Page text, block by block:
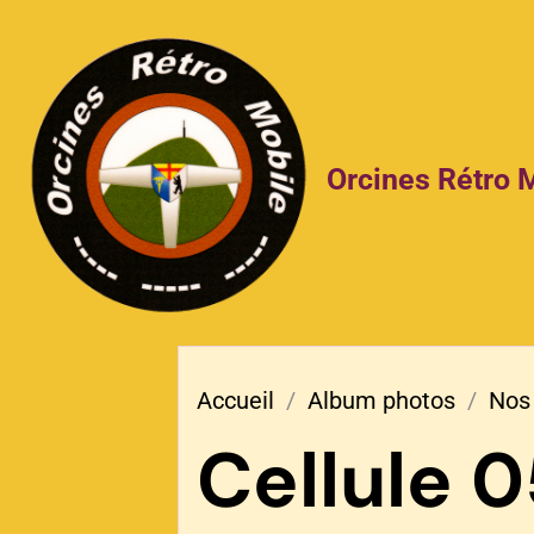
Orcines Rétro
Accueil Album photos
Cellule